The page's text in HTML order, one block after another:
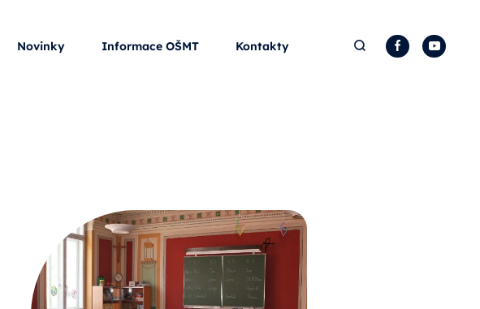
Novinky Informace OŠMT Kontakty Hledat Facebook